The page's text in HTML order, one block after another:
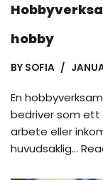
hobby
BY SOFIA
En
bedriver som ett
arbete eller
huvudsaklig…